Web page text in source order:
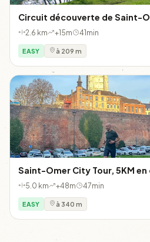
Circuit découverte de Saint-
2.6 km +15m 41min
EASY à 209 m
Saint-Omer City Tour, 5KM en
5.0 km +48m 47min
EASY à 340 m